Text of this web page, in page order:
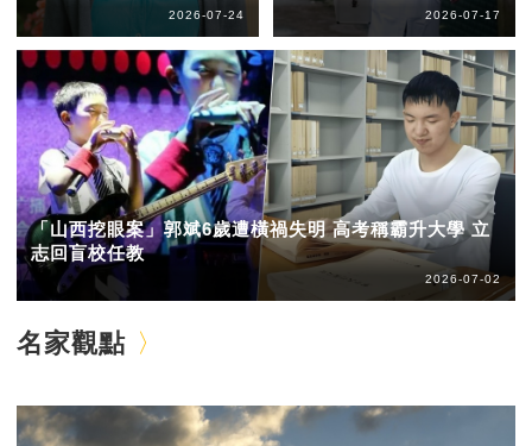
2026-07-24 2026-07-17
「山西挖眼案」郭斌6歲遭橫禍失明 高考稱霸升大學 立
志回盲校任教
2026-07-02
名家觀點